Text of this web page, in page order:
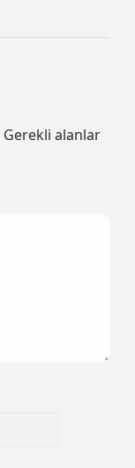
Gerekli alanlar